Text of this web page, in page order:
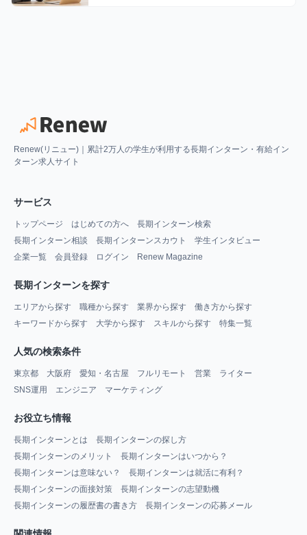
Renew(リニュー)｜累計2万人の学生が利用する長期インターン・有給イン
ターン求人サイト
サービス
トップページ はじめての方へ
長期インターン検索
長期インターン相談
長期インターンスカウト
学生インタビュー
企業一覧
会員登録 ログイン Renew Magazine
長期インターンを探す
エリアから探す 職種から探す 業界から探す
働き方から探す
キーワードから探す
大学から探す スキルから探す 特集一覧
人気の検索条件
東京都 大阪府 愛知・名古屋 フルリモート 営業
ライター
SNS運用
エンジニア マーケティング
お役立ち情報
長期インターンとは
長期インターンの探し方
長期インターンのメリット
長期インターンはいつから？
長期インターンは意味ない？
長期インターンは就活に有利？
長期インターンの面接対策
長期インターンの志望動機
長期インターンの履歴書の書き方
長期インターンの応募メール